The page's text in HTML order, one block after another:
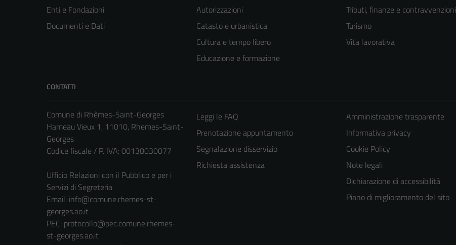
Enti e Fondazioni
Documenti e Dati
Autorizzazioni
Catasto e urbanistica
Cultura e tempo libero
Educazione e formazione
Tributi, finanze e contravvenzioni
Turismo
Vita lavorativa
CONTATTI
Comune di Rhêmes-Saint-Georges
Hameau Vieux 1, 11010, Rhemes-Saint-
Georges
Codice fiscale / P. IVA: 00138030077
Ufficio Relazioni con il Pubblico e per i
Servizi di Segreteria
Email: info@comune.rhemes-st-
georges.ao.it
PEC: protocollo@pec.comune.rhemes-
st-georges.ao.it
Leggi le FAQ
Prenotazione appuntamento
Segnalazione disservizio
Richiesta assistenza
Amministrazione trasparente
Informativa privacy
Cookie Policy
Note legali
Dichiarazione di accessibilità
Piano di miglioramento del sito